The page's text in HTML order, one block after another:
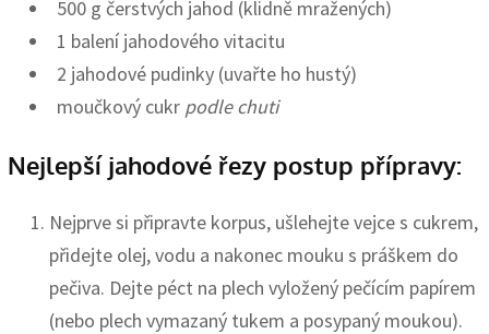
500 g čerstvých jahod (klidně mražených)
1 balení jahodového vitacitu
2 jahodové pudinky (uvařte ho hustý)
moučkový cukr podle chuti
Nejlepší jahodové řezy postup přípravy:
Nejprve si připravte korpus, ušlehejte vejce s cukrem,
přidejte olej, vodu a nakonec mouku s práškem do
pečiva. Dejte péct na plech vyložený pečícím papírem
(nebo plech vymazaný tukem a posypaný moukou).